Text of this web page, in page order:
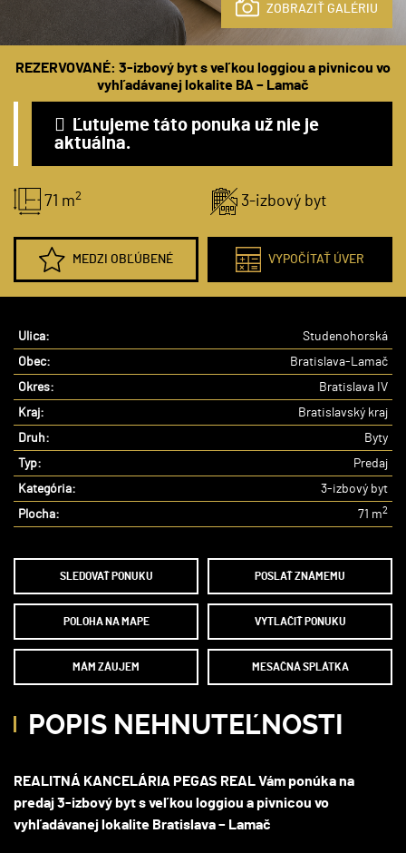
ZOBRAZIŤ GALÉRIU
REZERVOVANÉ: 3-izbový byt s veľkou loggiou a pivnicou vo
vyhľadávanej lokalite BA – Lamač
Ľutujeme táto ponuka už nie je
aktuálna.
71 m2 3-izbový byt
MEDZI OBĽÚBENÉ VYPOČÍTAŤ ÚVER
Ulica:
Studenohorská
Obec:
Bratislava-Lamač
Okres:
Bratislava IV
Kraj:
Bratislavský kraj
Druh:
Byty
Typ:
Predaj
Kategória:
3-izbový byt
Plocha:
71 m2
SLEDOVAŤ PONUKU POSLAŤ ZNÁMEMU
POLOHA NA MAPE VYTLAČIŤ PONUKU
MÁM ZÁUJEM MESAČNÁ SPLÁTKA
POPIS NEHNUTEĽNOSTI
REALITNÁ KANCELÁRIA PEGAS REAL Vám ponúka na
predaj 3-izbový byt s veľkou loggiou a pivnicou vo
vyhľadávanej lokalite Bratislava – Lamač